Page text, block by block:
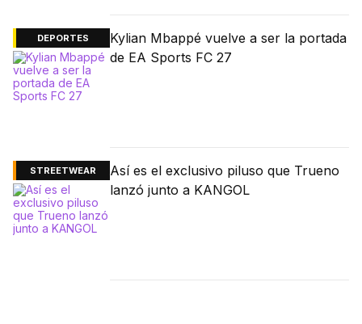
DEPORTES
Kylian Mbappé vuelve a ser la portada
de EA Sports FC 27
STREETWEAR
Así es el exclusivo piluso que Trueno
lanzó junto a KANGOL